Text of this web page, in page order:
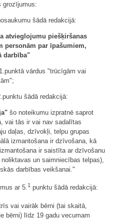
grozījumus:
šādā redakcijā:
atvieglojumu piešķiršanas
personām par īpašumiem,
darbība"
vārdus "trūcīgām vai
šādā redakcijā:
šo noteikumu izpratnē saprot
vai tās ir vai nav sadalītas
daļas, dzīvokļi, telpu grupas
izmantošana ir dzīvošana, kā
ir saistīta ar dzīvošanu
un saimniecības telpas),
darbības veikšanai."
ar 5.1 punktu šādā redakcijā:
vai vairāk bērni (tai skaitā,
bērni) līdz 19 gadu vecumam